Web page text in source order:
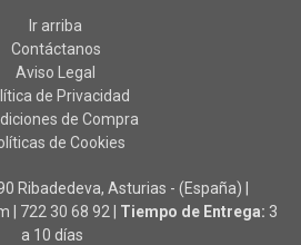
Ir arriba
Contáctanos
Aviso Legal
de Privacidad
de Compra
de Cookies
Ribadedeva, Asturias - (España) |
| 722 30 68 92 Tiempo de Entrega: 3
a 10 días